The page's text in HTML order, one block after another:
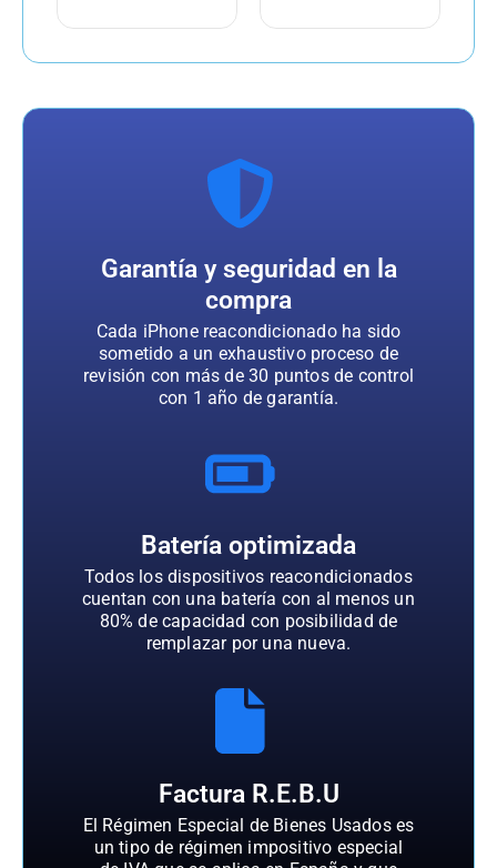
Garantía y seguridad en la
compra
Cada iPhone reacondicionado ha sido
sometido a un exhaustivo proceso de
revisión con más de 30 puntos de control
con 1 año de garantía.
Batería optimizada
Todos los dispositivos reacondicionados
cuentan con una batería con al menos un
80% de capacidad con posibilidad de
remplazar por una nueva.
Factura R.E.B.U
El Régimen Especial de Bienes Usados es
un tipo de régimen impositivo especial